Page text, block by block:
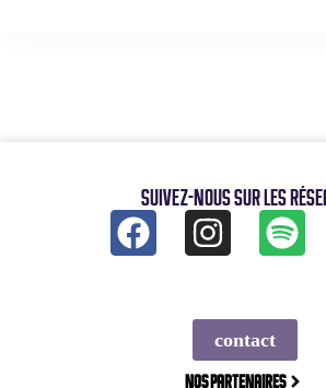
Suivez-nous sur les
contact
Nos partenaires